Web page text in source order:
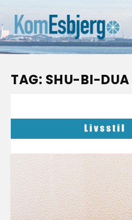
TAG: SHU-BI-DUA